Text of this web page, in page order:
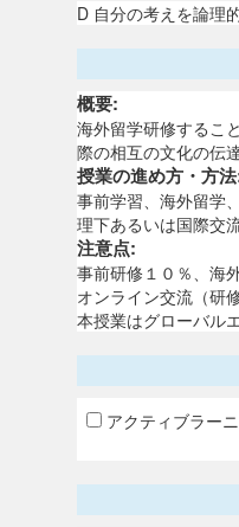
D 自分の考えを論理
概要:
海外留学研修するこ
際の相互の文化の伝
授業の進め方・方
事前学習、海外留学
理下あるいは国際交
注意点:
事前研修１０％、海
オンライン交流（研
本授業はグローバル
アクティブラー